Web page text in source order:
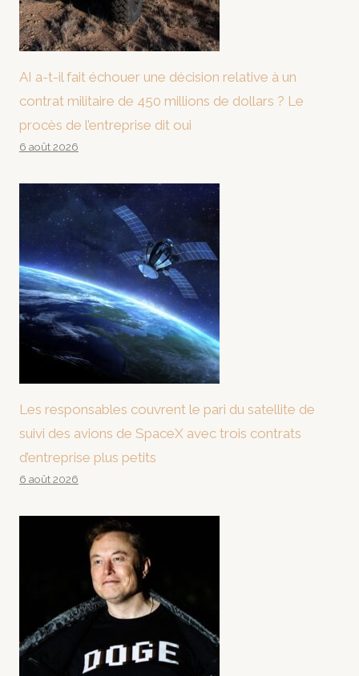
AI a-t-il fait échouer une décision relative à un
contrat militaire de 450 millions de dollars ? Le
procès de l’entreprise dit oui
6 août 2026
Les responsables couvrent le pari du satellite de
suivi des avions de SpaceX avec trois contrats
d’entreprise plus petits
6 août 2026